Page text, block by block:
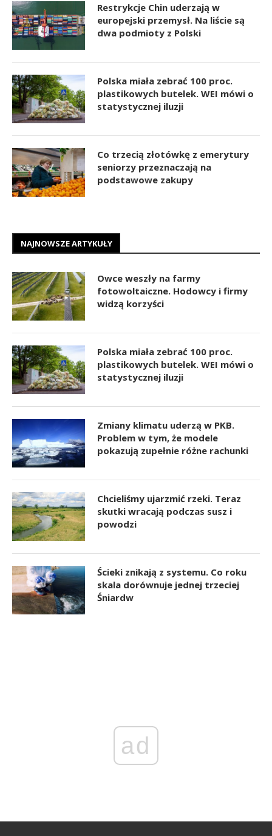
Restrykcje Chin uderzają w
europejski przemysł. Na liście są
dwa podmioty z Polski
Polska miała zebrać 100 proc.
plastikowych butelek. WEI mówi o
statystycznej iluzji
Co trzecią złotówkę z emerytury
seniorzy przeznaczają na
podstawowe zakupy
NAJNOWSZE ARTYKUŁY
Owce weszły na farmy
fotowoltaiczne. Hodowcy i firmy
widzą korzyści
Polska miała zebrać 100 proc.
plastikowych butelek. WEI mówi o
statystycznej iluzji
Zmiany klimatu uderzą w PKB.
Problem w tym, że modele
pokazują zupełnie różne rachunki
Chcieliśmy ujarzmić rzeki. Teraz
skutki wracają podczas susz i
powodzi
Ścieki znikają z systemu. Co roku
skala dorównuje jednej trzeciej
Śniardw
ad